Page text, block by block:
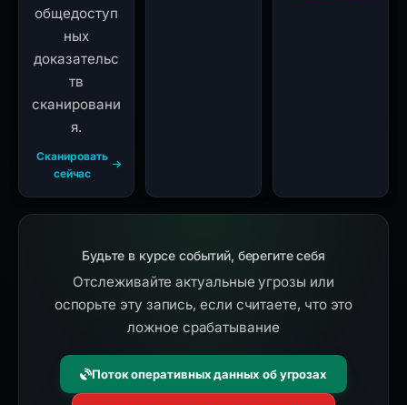
общедоступ
ных
доказательс
тв
сканировани
я.
Сканировать
сейчас
Будьте в курсе событий, берегите себя
Отслеживайте актуальные угрозы или
оспорьте эту запись, если считаете, что это
ложное срабатывание
Поток оперативных данных об угрозах